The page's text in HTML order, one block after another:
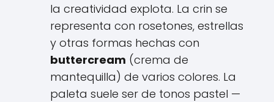
la creatividad explota. La crin se
representa con rosetones, estrellas
y otras formas hechas con
buttercream (crema de
mantequilla) de varios colores. La
paleta suele ser de tonos pastel —